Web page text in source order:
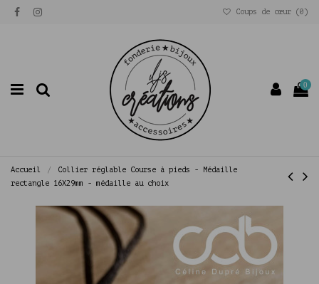
Coups de cœur (0)
0
Accueil
Collier réglable Course à pieds - Médaille
rectangle 16X29mm - médaille au choix